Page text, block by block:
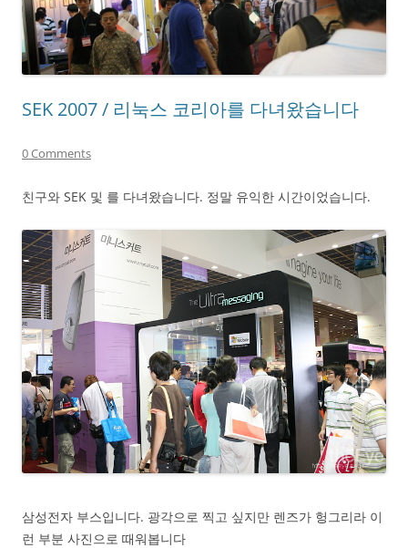
SEK 2007 / 리눅스 코리아를 다녀왔습니다
0 Comments
친구와 SEK 및 를 다녀왔습니다. 정말 유익한 시간이었습니다.
삼성전자 부스입니다. 광각으로 찍고 싶지만 렌즈가 헝그리라 이
런 부분 사진으로 때워봅니다